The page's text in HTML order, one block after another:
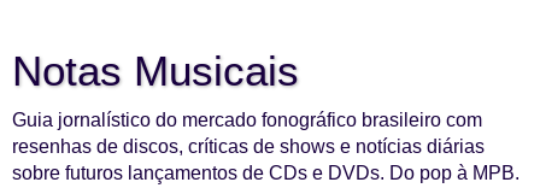
Notas Musicais
Guia jornalístico do mercado fonográfico brasileiro com
resenhas de discos, críticas de shows e notícias diárias
sobre futuros lançamentos de CDs e DVDs. Do pop à MPB.